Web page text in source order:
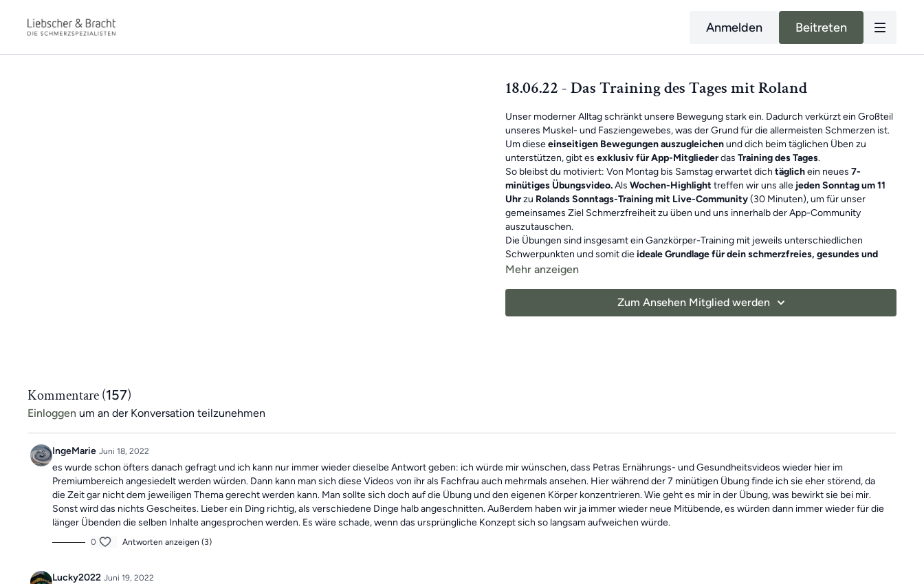
Anmelden Beitreten
18.06.22 - Das Training des Tages mit Roland
Unser moderner Alltag schränkt unsere Bewegung stark ein. Dadurch verkürzt ein Großteil
unseres Muskel- und Fasziengewebes, was der Grund für die allermeisten Schmerzen ist.
Um dieseeinseitigen Bewegungen auszugleichenund dich beim täglichen Üben zu
unterstützen, gibt esexklusiv für App-MitgliederdasTraining des Tages.
So bleibst du motiviert: Von Montag bis Samstag erwartet dichtäglichein neues7-
minütiges Übungsvideo.Als Wochen-Highlighttreffen wir uns alle jeden Sonntag um 11
Uhrzu Rolands Sonntags-Training mit Live-Community(30 Minuten), um für unser
gemeinsames Ziel Schmerzfreiheit zu üben und uns innerhalb der App-Community
auszutauschen.
Die Übungen sind insgesamt ein Ganzkörper-Training mit jeweils unterschiedlichen
Schwerpunkten und somit dieideale Grundlage für dein schmerzfreies, gesundes und
bewegliches Leben
Training verpasst, machst du einfach am nächsten Tag mit dem neuen Training weiter. Du
vergangenen Übungseinheitenimmer in derKategorie "Vergangene Trainings
Mehr anzeigen
Zum Ansehen Mitglied werden
Kommentare (157)
Einloggen um an der Konversation teilzunehmen
IngeMarie Juni 18, 2022
es wurde schon öfters danach gefragt und ich kann nur immer wieder dieselbe Antwort geben: ich würde mir wünschen, dass Petras Ernährungs- und Gesundheitsvideos wieder hier im
Premiumbereich angesiedelt werden würden. Dann kann man sich diese Videos von ihr als Fachfrau auch mehrmals ansehen. Hier während der 7 minütigen Übung finde ich sie eher störend, da
die Zeit gar nicht dem jeweiligen Thema gerecht werden kann. Man sollte sich doch auf die Übung und den eigenen Körper konzentrieren. Wie geht es mir in der Übung, was bewirkt sie bei mir.
Sonst wird das nichts Gescheites. Lieber ein Ding richtig, als verschiedene Dinge halb angeschnitten. Außerdem haben wir ja immer wieder neue Mitübende, es würden dann immer wieder für die
länger Übenden die selben Inhalte angesprochen werden. Es wäre schade, wenn das ursprüngliche Konzept sich so langsam aufweichen würde.
0 Antworten anzeigen (3)
Lucky2022 Juni 19, 2022